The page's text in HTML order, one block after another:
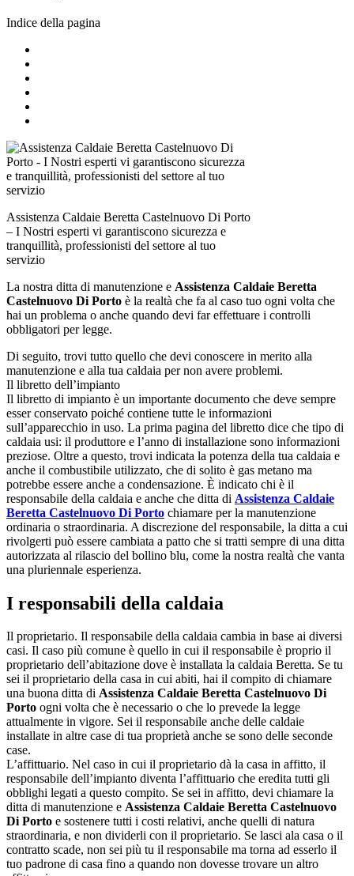
Indice della pagina
Assistenza Caldaie Beretta Castelnuovo Di Porto
– I Nostri esperti vi garantiscono sicurezza e
tranquillità, professionisti del settore al tuo
servizio
La nostra ditta di manutenzione e Assistenza Caldaie Beretta
Castelnuovo Di Porto è la realtà che fa al caso tuo ogni volta che
hai un problema o anche quando devi far effettuare i controlli
obbligatori per legge.
Di seguito, trovi tutto quello che devi conoscere in merito alla
manutenzione e alla tua caldaia per non avere problemi.
Il libretto dell’impianto
Il libretto di impianto è un importante documento che deve sempre
esser conservato poiché contiene tutte le informazioni
sull’apparecchio in uso. La prima pagina del libretto dice che tipo di
caldaia usi: il produttore e l’anno di installazione sono informazioni
preziose. Oltre a questo, trovi indicata la potenza della tua caldaia e
anche il combustibile utilizzato, che di solito è gas metano ma
potrebbe essere anche a condensazione. È indicato chi è il
responsabile della caldaia e anche che ditta di Assistenza Caldaie
Beretta Castelnuovo Di Porto chiamare per la manutenzione
ordinaria o straordinaria. A discrezione del responsabile, la ditta a cui
rivolgerti può essere cambiata a patto che si tratti sempre di una ditta
autorizzata al rilascio del bollino blu, come la nostra realtà che vanta
una pluriennale esperienza.
I responsabili della caldaia
Il proprietario. Il responsabile della caldaia cambia in base ai diversi
casi. Il caso più comune è quello in cui il responsabile è proprio il
proprietario dell’abitazione dove è installata la caldaia Beretta. Se tu
sei il proprietario della casa in cui abiti, hai il compito di chiamare
una buona ditta di Assistenza Caldaie Beretta Castelnuovo Di
Porto ogni volta che è necessario o che lo prevede la legge
attualmente in vigore. Sei il responsabile anche delle caldaie
installate in altre case di tua proprietà anche se sono delle seconde
case.
L’affittuario. Nel caso in cui il proprietario dà la casa in affitto, il
responsabile dell’impianto diventa l’affittuario che eredita tutti gli
obblighi legati a questo compito. Se sei in affitto, devi chiamare la
ditta di manutenzione e Assistenza Caldaie Beretta Castelnuovo
Di Porto e sostenere tutti i costi relativi, anche quelli di natura
straordinaria, e non dividerli con il proprietario. Se lasci ala casa o il
contratto scade, non sei più tu il responsabile ma torna ad esserlo il
tuo padrone di casa fino a quando non dovesse trovare un altro